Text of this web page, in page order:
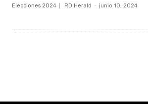
Elecciones 2024 RD Herald - junio 10, 2024